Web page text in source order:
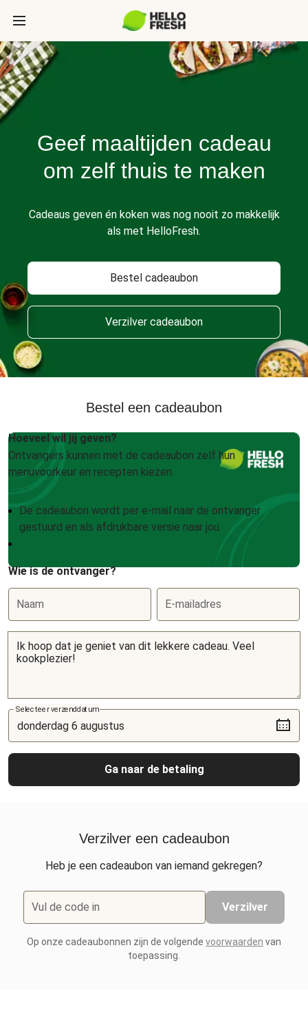
Geef maaltijden cadeau
om zelf thuis te maken
Cadeaus geven én koken was nog nooit zo makkelijk
als met HelloFresh.
Bestel cadeaubon
Verzilver cadeaubon
Bestel een cadeaubon
Hoeveel wil jij geven?
Ontvangers kunnen met de cadeaubon zelf hun
menuvoorkeur en recepten kiezen.
De cadeaubon wordt per e-mail naar de ontvanger
gestuurd en als afdrukbare versie naar jou.
Wie is de ontvanger?
Naam E-mailadres
Selecteer verzenddatum
Ga naar de betaling
Verzilver een cadeaubon
Heb je een cadeaubon van iemand gekregen?
Vul de code in Verzilver
Op onze cadeaubonnen zijn de volgende voorwaarden van
toepassing.